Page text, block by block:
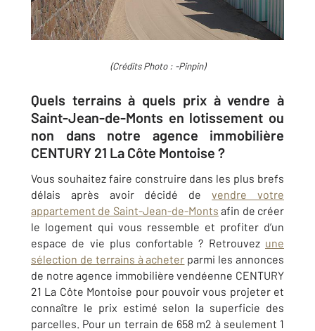
(Crédits Photo : -Pinpin)
Quels terrains à quels prix à vendre à
Saint-Jean-de-Monts en lotissement ou
non dans notre agence immobilière
CENTURY 21 La Côte Montoise ?
Vous souhaitez faire construire dans les plus brefs
délais après avoir décidé devendre votre
appartement de Saint-Jean-de-Monts afin de créer
le logement qui vous ressemble et profiter d’un
espace de vie plus confortable ? Retrouvez une
sélection de terrains à acheter parmi les annonces
de notre agence immobilière vendéenne CENTURY
21 La Côte Montoise pour pouvoir vous projeter et
connaître le prix estimé selon la superficie des
parcelles. Pour un terrain de 658 m2 à seulement 1